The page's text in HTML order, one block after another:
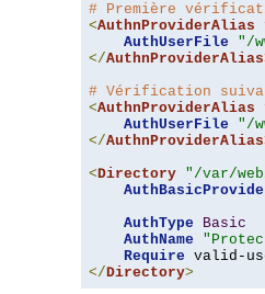
# Première
<AuthnProviderAlias
AuthUserFile
"/
</AuthnProviderAlias
# Vérification
<AuthnProviderAlias
AuthUserFile
"/
</AuthnProviderAlias
<Directory "/var/
AuthType
Basic
AuthName
Require
</Directory>